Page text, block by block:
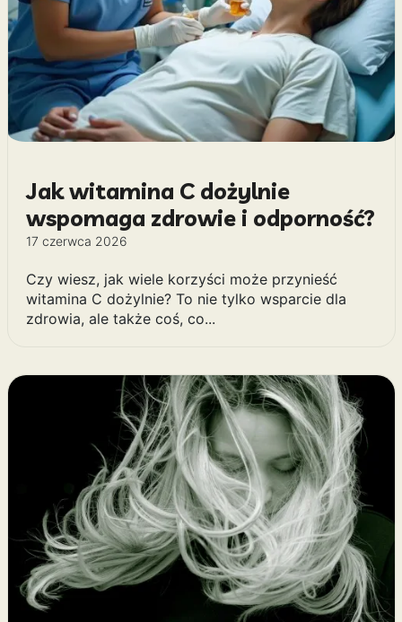
Jak witamina C dożylnie
wspomaga zdrowie i odporność?
17 czerwca 2026
Czy wiesz, jak wiele korzyści może przynieść
witamina C dożylnie? To nie tylko wsparcie dla
zdrowia, ale także coś, co...